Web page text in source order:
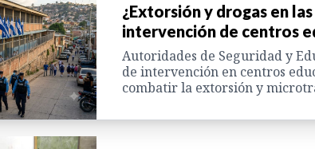
¿Extorsión y drogas en
intervención de centros
Autoridades de Seguridad y
de intervención en centros
combatir la extorsión y